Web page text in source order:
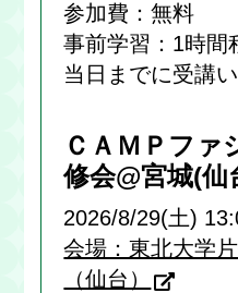
参加費：無料
事前学習：1時間
当日までに受講
ＣＡＭＰファ
修会@宮城(仙
2026/8/29(土)
会場：東北大学
（仙台）